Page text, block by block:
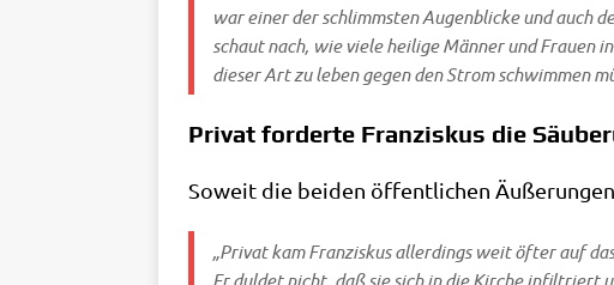
war einer der schlimm­sten Augen­blicke und auch
schaut nach, wie vie­le hei­li­ge Män­ner und Frau­en
die­ser Art zu leben gegen den Strom schwim­men
Privat forderte Franziskus die
Soweit die bei­den öffent­li­chen
„Pri­vat kam Fran­zis­kus aller­dings weit öfter auf
Er dul­det nicht, daß sie sich in die Kir­che infil­triert